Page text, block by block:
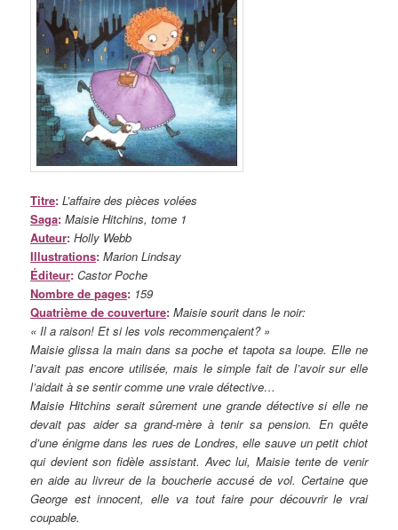
Titre: L’affaire des pièces volées
Saga: Maisie Hitchins, tome 1
Auteur:Holly Webb
Illustrations: Marion Lindsay
Éditeur: Castor Poche
Nombre de pages: 159
Quatrième de couverture:Maisie sourit dans le noir:
« Il a raison! Et si les vols recommençaient? »
Maisie glissa la main dans sa poche et tapota sa loupe. Elle ne
l’avait pas encore utilisée, mais le simple fait de l’avoir sur elle
l’aidait à se sentir comme une vraie détective…
Maisie Hitchins serait sûrement une grande détective si elle ne
devait pas aider sa grand-mère à tenir sa pension. En quête
d’une énigme dans les rues de Londres, elle sauve un petit chiot
qui devient son fidèle assistant. Avec lui, Maisie tente de venir
en aide au livreur de la boucherie accusé de vol. Certaine que
George est innocent, elle va tout faire pour découvrir le vrai
coupable.